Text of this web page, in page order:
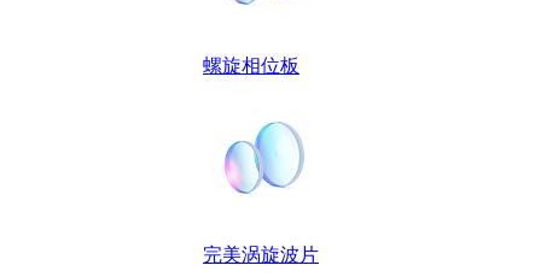
螺旋相位板
完美涡旋波片